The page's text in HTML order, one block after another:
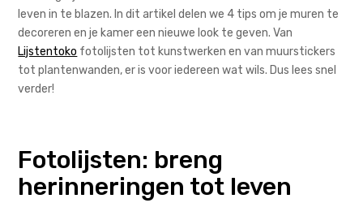
leven in te blazen. In dit artikel delen we 4 tips om je muren te
decoreren en je kamer een nieuwe look te geven. Van
Lijstentoko fotolijsten tot kunstwerken en van muurstickers
tot plantenwanden, er is voor iedereen wat wils. Dus lees snel
verder!
Fotolijsten: breng
herinneringen tot leven